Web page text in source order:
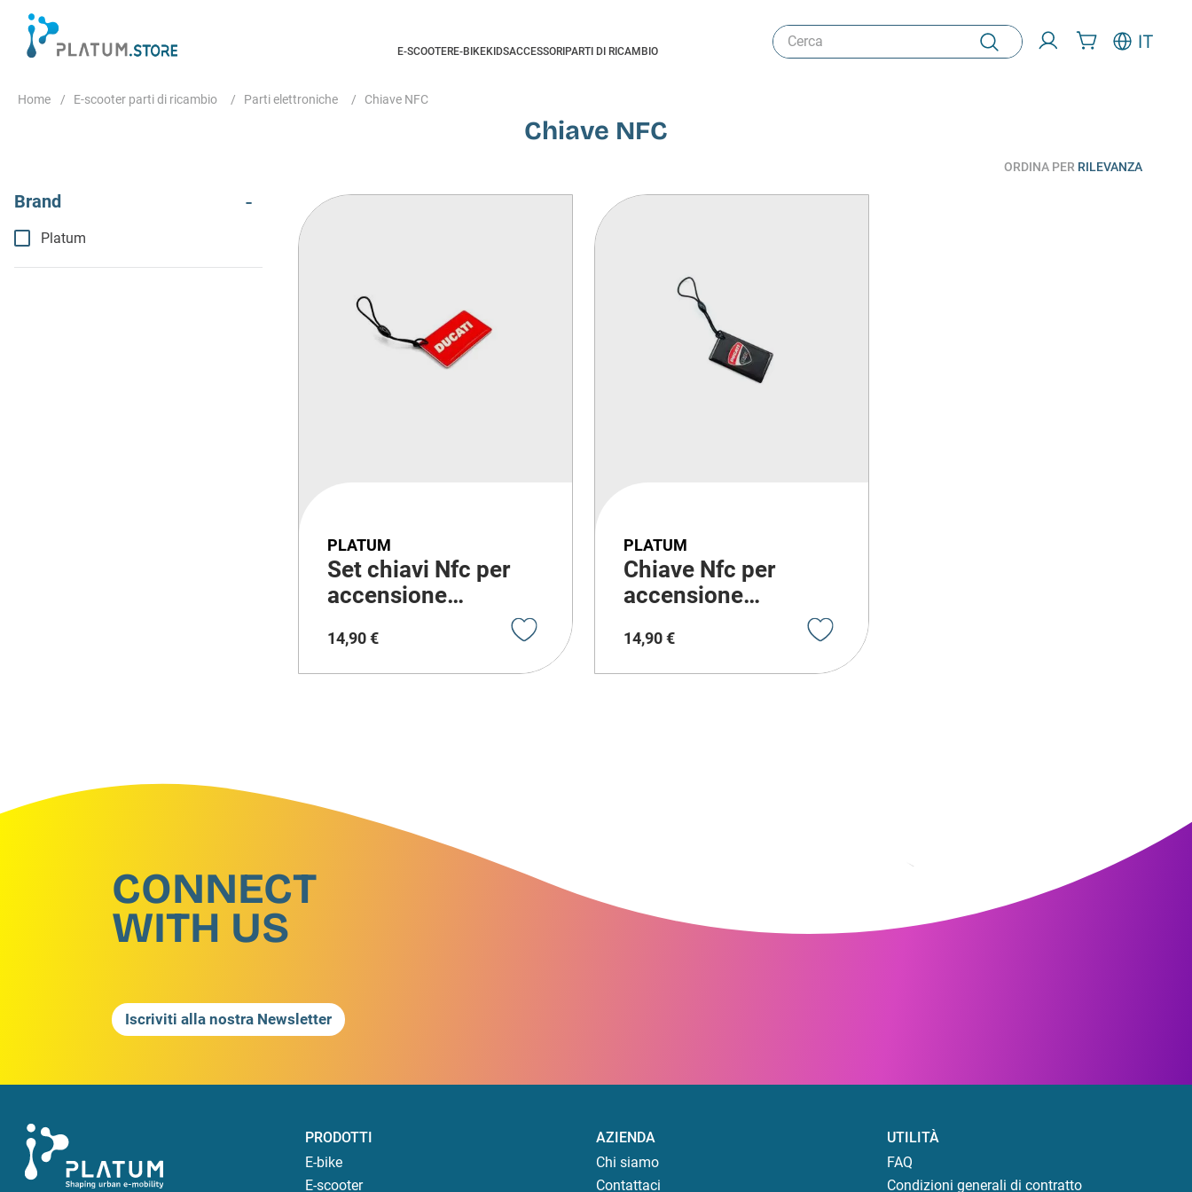
E-SCOOTERE-BIKEKIDSACCESSORI PARTI DI RICAMBIO
Cerca IT
E-scooter parti di ricambio Parti elettroniche Chiave NFC
Chiave NFC
Platum
ORDINA PER RILEVANZA
PLATUM
Set chiavi Nfc per
accensione
monopattino (2Pz)
14,90 €
PLATUM
Chiave Nfc per
accensione
14,90 €
CONNECT
WITH US
Iscriviti alla nostra Newsletter
PRODOTTI
E-bike
E-scooter
AZIENDA
Chi siamo
Contattaci
UTILITÀ
FAQ
Condizioni generali di contratto